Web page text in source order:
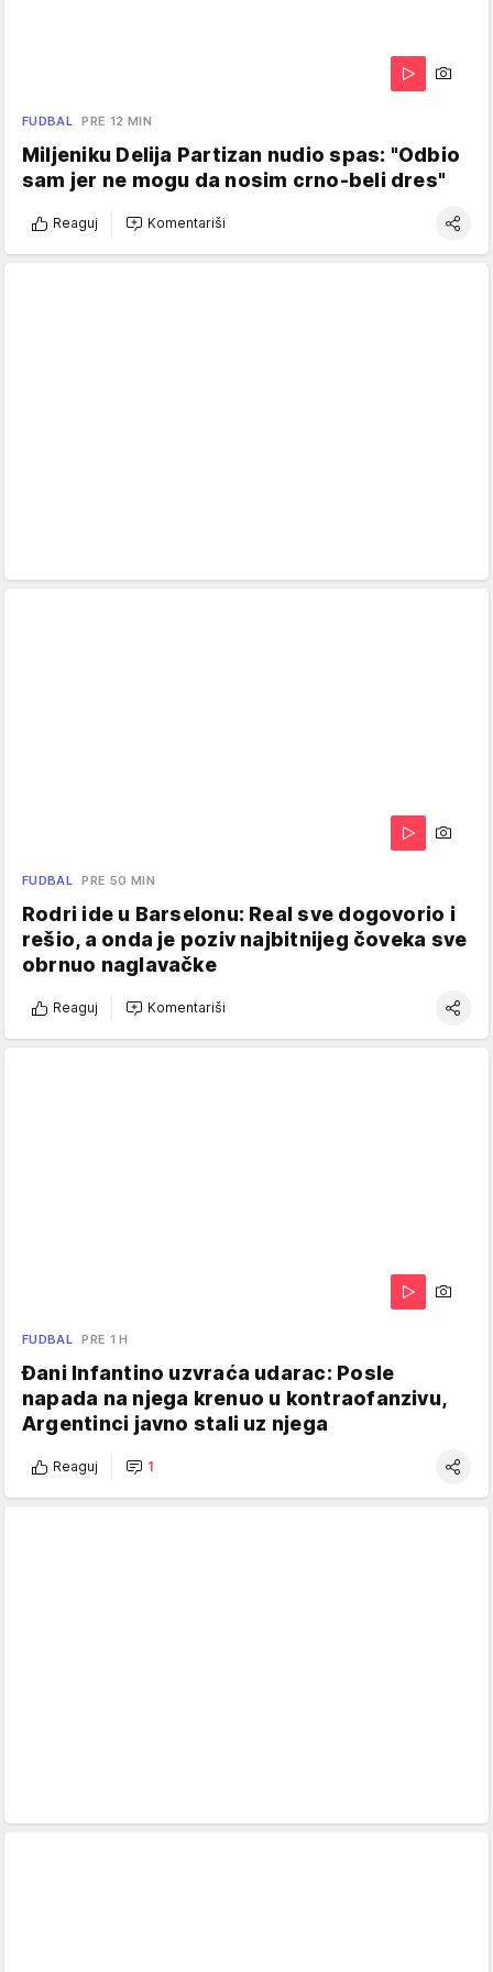
FUDBAL PRE 12 MIN
Miljeniku Delija Partizan nudio spas: "Odbio
sam jer ne mogu da nosim crno-beli dres"
Reaguj Komentariši
FUDBAL PRE 50 MIN
Rodri ide u Barselonu: Real sve dogovorio i
rešio, a onda je poziv najbitnijeg čoveka sve
obrnuo naglavačke
Reaguj Komentariši
FUDBAL PRE 1 H
Đani Infantino uzvraća udarac: Posle
napada na njega krenuo u kontraofanzivu,
Argentinci javno stali uz njega
Reaguj 1